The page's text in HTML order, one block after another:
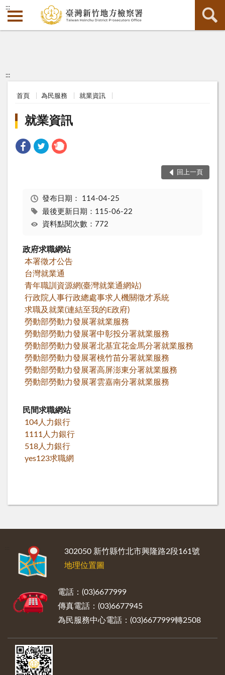
:::
:::
首頁 為民服務 就業資訊
就業資訊
回上一頁
發布日期： 114-04-25
最後更新日期：115-06-22
資料點閱次數：772
政府求職網站
本署徵才公告
台灣就業通
青年職訓資源網(臺灣就業通網站)
行政院人事行政總處事求人機關徵才系統
求職及就業(連結至我的E政府)
勞動部勞動力發展署就業服務
勞動部勞動力發展署中彰投分署就業服務
勞動部勞動力發展署北基宜花金馬分署就業服務
勞動部勞動力發展署桃竹苗分署就業服務
勞動部勞動力發展署高屏澎東分署就業服務
勞動部勞動力發展署雲嘉南分署就業服務
民間求職網站
104人力銀行
1111人力銀行
518人力銀行
yes123求職網
302050 新竹縣竹北市興隆路2段161號
地理位置圖
電話：(03)6677999
傳真電話：(03)6677945
為民服務中心電話：(03)6677999轉2508